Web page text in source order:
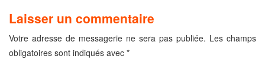
Laisser un commentaire
Votre adresse de messagerie ne sera pas publiée. Les champs
obligatoires sont indiqués avec *